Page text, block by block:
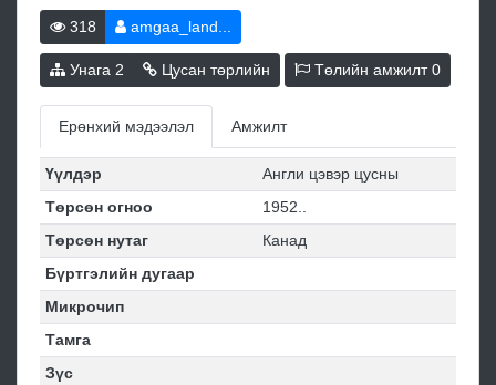
318 amgaa_land...
Унага 2 Цусан төрлийн Төлийн амжилт0
Ерөнхий мэдээлэл Амжилт
Үүлдэр
Англи цэвэр цусны
Төрсөн огноо
1952..
Төрсөн нутаг
Канад
Бүртгэлийн дугаар
Микрочип
Тамга
Зүс